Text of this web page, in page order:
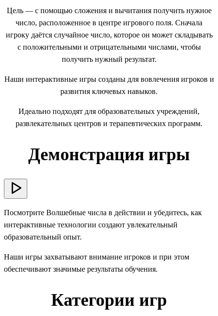
Цель — с помощью сложения и вычитания получить нужное
число, расположенное в центре игрового поля. Сначала
игроку даётся случайное число, которое он может складывать
с положительными и отрицательными числами, чтобы
получить нужный результат.
Наши интерактивные игры созданы для вовлечения игроков и
развития ключевых навыков.
Идеально подходят для образовательных учреждений,
развлекательных центров и терапевтических программ.
Демонстрация игры
Посмотрите Волшебные числа в действии и убедитесь, как
интерактивные технологии создают увлекательный
образовательный опыт.
Наши игры захватывают внимание игроков и при этом
обеспечивают значимые результаты обучения.
Категории игр